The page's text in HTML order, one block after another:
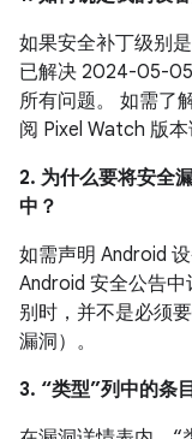
如果安全补丁级别
已解决 2024-05-
所有问题。 如需了
阅 Pixel Watch 版
2. 为什么要将安全
中？
如需声明 Android
Android 安全公告
别时，并不是必须
漏洞）。
3. “类型”列中的条